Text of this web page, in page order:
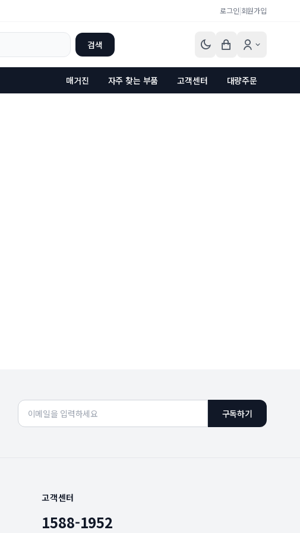
로그인|회원가입
검색
매거진 자주 찾는 부품 고객센터 대량주문
구독하기
고객센터
1588-1952